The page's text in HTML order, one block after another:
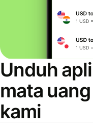
Unduh
mata
kami